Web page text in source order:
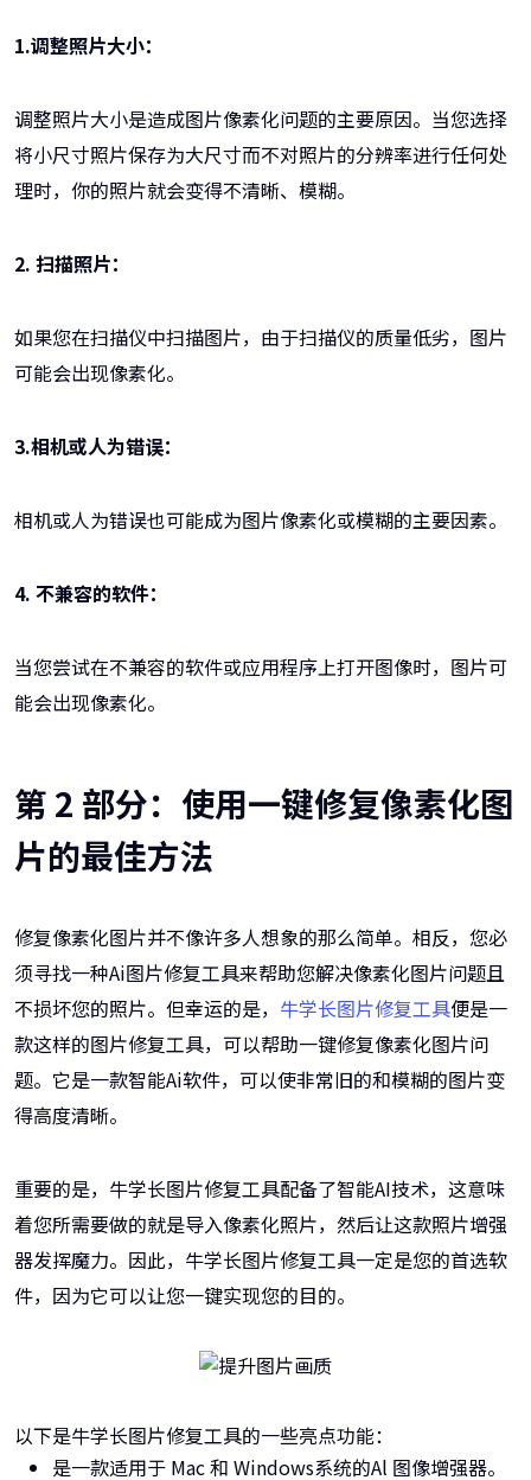
1.调整照片大小：
调整照片大小是造成图片像素化问题的主要原因。当您选择
将小尺寸照片保存为大尺寸而不对照片的分辨率进行任何处
理时，你的照片就会变得不清晰、模糊。
2. 扫描照片：
如果您在扫描仪中扫描图片，由于扫描仪的质量低劣，图片
可能会出现像素化。
3.相机或人为错误：
相机或人为错误也可能成为图片像素化或模糊的主要因素。
4. 不兼容的软件：
当您尝试在不兼容的软件或应用程序上打开图像时，图片可
能会出现像素化。
第 2 部分：使用一键修复像素化图
片的最佳方法
修复像素化图片并不像许多人想象的那么简单。相反，您必
须寻找一种Ai图片修复工具来帮助您解决像素化图片问题且
不损坏您的照片。但幸运的是， 牛学长图片修复工具便是一
款这样的图片修复工具，可以帮助一键修复像素化图片问
题。它是一款智能Ai软件，可以使非常旧的和模糊的图片变
得高度清晰。
重要的是，牛学长图片修复工具配备了智能AI技术，这意味
着您所需要做的就是导入像素化照片，然后让这款照片增强
器发挥魔力。因此，牛学长图片修复工具一定是您的首选软
件，因为它可以让您一键实现您的目的。
以下是牛学长图片修复工具的一些亮点功能：
是一款适用于 Mac 和 Windows系统的Al 图像增强器。